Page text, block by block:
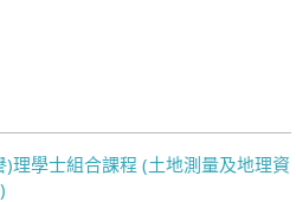
理學士組合課程 (土地測量及地理資